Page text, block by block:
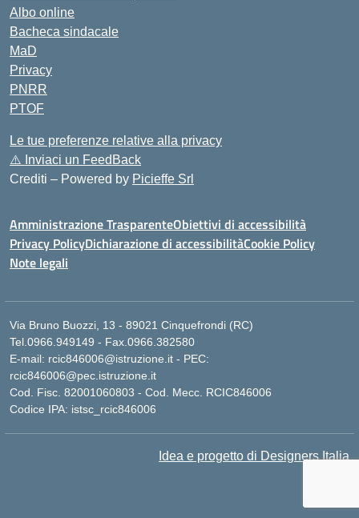
Albo online
Bacheca sindacale
MaD
Privacy
PNRR
PTOF
Le tue preferenze relative alla privacy
⚠️ Inviaci un FeedBack
Crediti – Powered by Picieffe Srl
Amministrazione TrasparenteObiettivi di accessibilità
Privacy PolicyDichiarazione di accessibilitàCookie Policy
Note legali
Via Bruno Buozzi, 13 - 89021 Cinquefrondi (RC)
Tel.0966.949149 - Fax.0966.382580
E-mail: rcic846006@istruzione.it - PEC:
rcic846006@pec.istruzione.it
Cod. Fisc. 82001060803 - Cod. Mecc. RCIC846006
Codice IPA: istsc_rcic846006
Idea e progetto di Designers Italia